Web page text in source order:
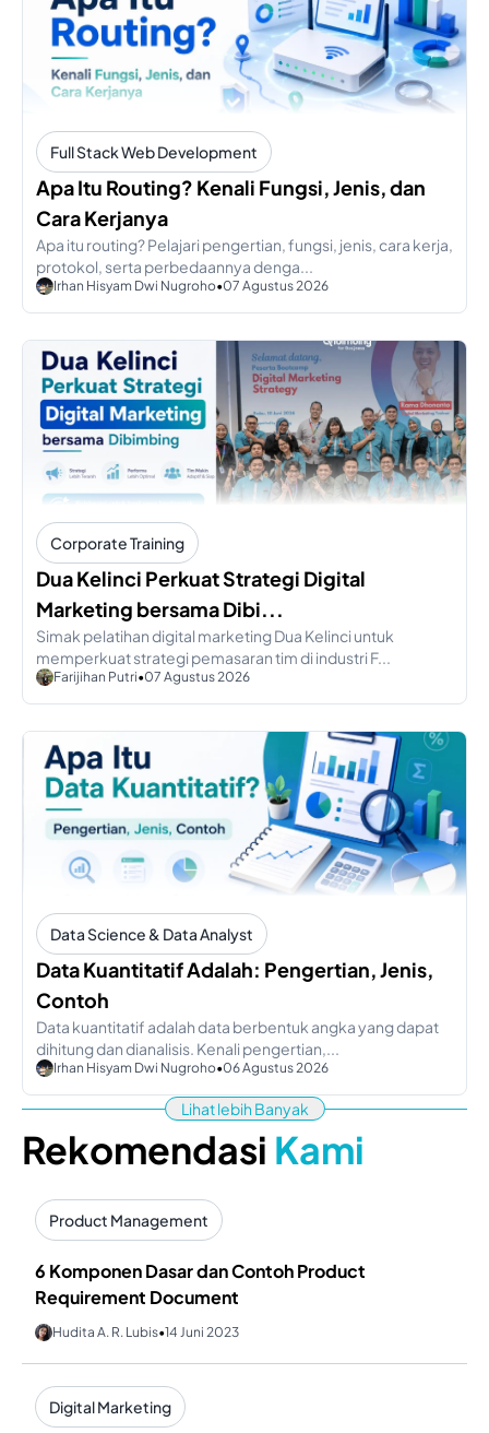
Full Stack Web Development
Apa Itu Routing? Kenali Fungsi, Jenis, dan
Cara Kerjanya
Apa itu routing? Pelajari pengertian, fungsi, jenis, cara kerja,
protokol, serta perbedaannya denga...
Irhan Hisyam Dwi Nugroho•07 Agustus 2026
Corporate Training
Dua Kelinci Perkuat Strategi Digital
Marketing bersama Dibi...
Simak pelatihan digital marketing Dua Kelinci untuk
memperkuat strategi pemasaran tim di industri F...
Farijihan Putri•07 Agustus 2026
Data Science & Data Analyst
Data Kuantitatif Adalah: Pengertian, Jenis,
Contoh
Data kuantitatif adalah data berbentuk angka yang dapat
dihitung dan dianalisis. Kenali pengertian,...
Irhan Hisyam Dwi Nugroho•06 Agustus 2026
Lihat lebih Banyak
Rekomendasi Kami
Product Management
6 Komponen Dasar dan Contoh Product
Requirement Document
Hudita A. R. Lubis•14 Juni 2023
Digital Marketing